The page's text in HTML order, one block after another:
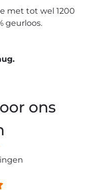
met tot wel 1200
geurloos.
ons